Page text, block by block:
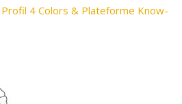
4 Colors & Plateforme Know-